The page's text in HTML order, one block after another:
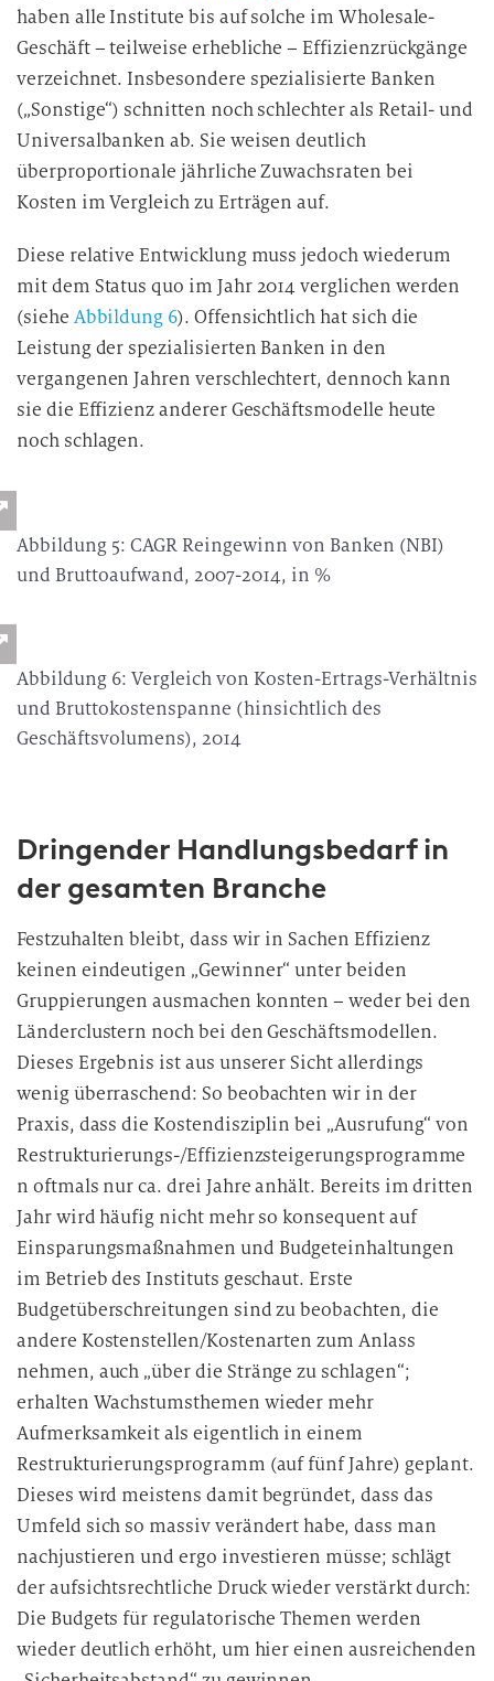
haben alle Institute bis auf solche im Wholesale-
Geschäft – teilweise erhebliche – Effizienzrückgänge
verzeichnet. Insbesondere spezialisierte Banken
(„Sonstige“) schnitten noch schlechter als Retail- und
Universalbanken ab. Sie weisen deutlich
überproportionale jährliche Zuwachsraten bei
Kosten im Vergleich zu Erträgen auf.
Diese relative Entwicklung muss jedoch wiederum
mit dem Status quo im Jahr 2014 verglichen werden
(siehe Abbildung 6). Offensichtlich hat sich die
Leistung der spezialisierten Banken in den
vergangenen Jahren verschlechtert, dennoch kann
sie die Effizienz anderer Geschäftsmodelle heute
noch schlagen.
Abbildung 5: CAGR Reingewinn von Banken (NBI)
und Bruttoaufwand, 2007-2014, in %
Abbildung 6: Vergleich von Kosten-Ertrags-Verhältnis
und Bruttokostenspanne (hinsichtlich des
Geschäftsvolumens), 2014
Dringender Handlungsbedarf in
der gesamten Branche
Festzuhalten bleibt, dass wir in Sachen Effizienz
keinen eindeutigen „Gewinner“ unter beiden
Gruppierungen ausmachen konnten – weder bei den
Länderclustern noch bei den Geschäftsmodellen.
Dieses Ergebnis ist aus unserer Sicht allerdings
wenig überraschend: So beobachten wir in der
Praxis, dass die Kostendisziplin bei „Ausrufung“ von
Restrukturierungs-/Effizienzsteigerungsprogramme
n oftmals nur ca. drei Jahre anhält. Bereits im dritten
Jahr wird häufig nicht mehr so konsequent auf
Einsparungsmaßnahmen und Budgeteinhaltungen
im Betrieb des Instituts geschaut. Erste
Budgetüberschreitungen sind zu beobachten, die
andere Kostenstellen/Kostenarten zum Anlass
nehmen, auch „über die Stränge zu schlagen“;
erhalten Wachstumsthemen wieder mehr
Aufmerksamkeit als eigentlich in einem
Restrukturierungsprogramm (auf fünf Jahre) geplant.
Dieses wird meistens damit begründet, dass das
Umfeld sich so massiv verändert habe, dass man
nachjustieren und ergo investieren müsse; schlägt
der aufsichtsrechtliche Druck wieder verstärkt durch:
Die Budgets für regulatorische Themen werden
wieder deutlich erhöht, um hier einen ausreichenden